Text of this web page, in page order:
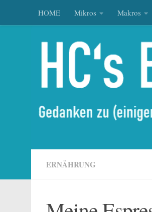
Zum Inhalt springen
HOME Mikros Makros
ERNÄHRUNG